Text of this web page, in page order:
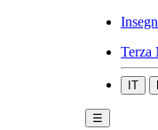
Terza
IT
☰